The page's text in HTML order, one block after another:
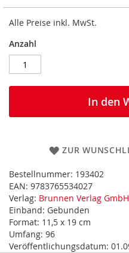
Alle Preise inkl. MwSt.
Anzahl
In den
ZUR
Bestellnummer: 193402
EAN: 9783765534027
Verlag: Brunnen Verlag
Einband: Gebunden
Format: 11,5 x 19 cm
Umfang: 96
Veröffentlichungsdatum: